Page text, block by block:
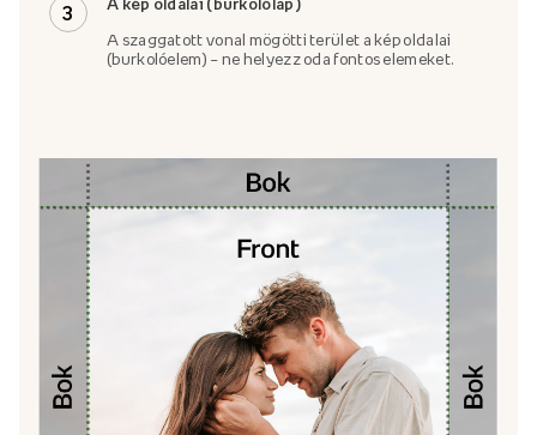
3 A kép oldalai (burkolólap)
A szaggatott vonal mögötti terület a kép oldalai
(burkolóelem) – ne helyezz oda fontos elemeket.